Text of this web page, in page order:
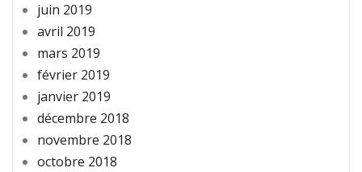
juin 2019
avril 2019
mars 2019
février 2019
janvier 2019
décembre 2018
novembre 2018
octobre 2018